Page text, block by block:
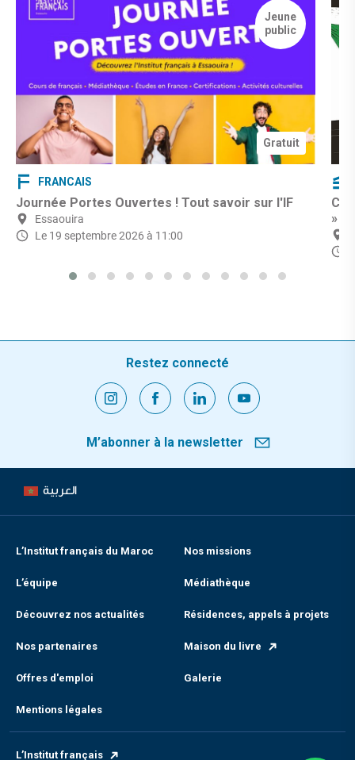
Gratuit
Jeune
public
FRANCAIS
Journée Portes Ouvertes ! Tout savoir sur l'IF
Essaouira
Le 19 septembre 2026 à 11:00
»
Restez connecté
M’abonner à la newsletter
العربية
L’Institut français du Maroc Nos missions
L’équipe Médiathèque
Découvrez nos actualités Résidences, appels à projets
Nos partenaires Maison du livre
Offres d'emploi Galerie
Mentions légales
L’Institut français